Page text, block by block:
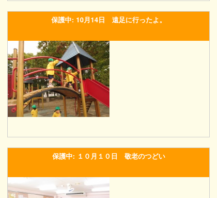
保護中: 10月14日 遠足に行ったよ。
保護中: １０月１０日 敬老のつどい